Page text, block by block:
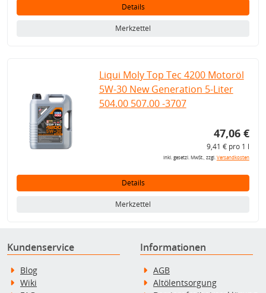
Details
Merkzettel
Liqui Moly Top Tec 4200 Motoröl
5W-30 New Generation 5-Liter
504.00 507.00 -3707
47,06 €
9,41 € pro 1 l
inkl. gesetzl. MwSt., zzgl.Versandkosten
Details
Merkzettel
Kundenservice
Blog
Wiki
Informationen
AGB
Altölentsorgung